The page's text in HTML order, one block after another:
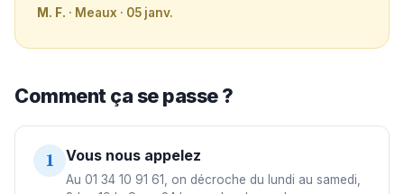
M. F. · Meaux · 05 janv.
Comment ça se passe ?
1 Vous nous appelez
Au 01 34 10 91 61, on décroche du lundi au samedi,